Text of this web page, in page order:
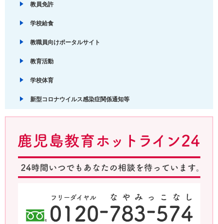
教員免許
学校給食
教職員向けポータルサイト
教育活動
学校体育
新型コロナウイルス感染症関係通知等